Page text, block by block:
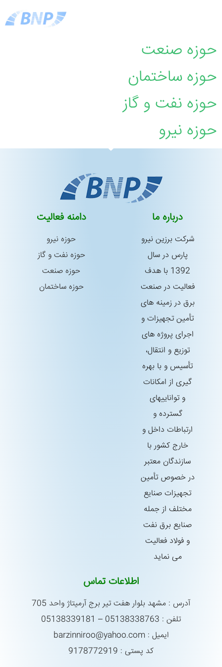
حوزه صنعت
حوزه ساختمان
حوزه نفت و گاز
حوزه نیرو
درباره ما
شركت برزین نیرو
پارس در سال
1392 با هدف
فعالیت در صنعت
برق در زمینه های
تأمین تجهیزات و
اجرای پروژه های
توزیع و انتقال،
تأسیس و با بهره
گیری از امكانات
و تواناییهای
گسترده و
ارتباطات داخل و
خارج كشور با
سازندگان معتبر
در خصوص تأمین
تجهیزات صنایع
مختلف از جمله
صنایع برق نفت
و فولاد فعالیت
می نماید
دامنه فعالیت
حوزه نیرو
حوزه نفت و گاز
حوزه صنعت
حوزه ساختمان
اطلاعات تماس
آدرس : مشهد بلوار هفت تیر برج آرمیتاژ واحد 705
تلفن : 05138338763 – 05138339181
ایمیل : barzinniroo@yahoo.com
کد پستی : 9178772919